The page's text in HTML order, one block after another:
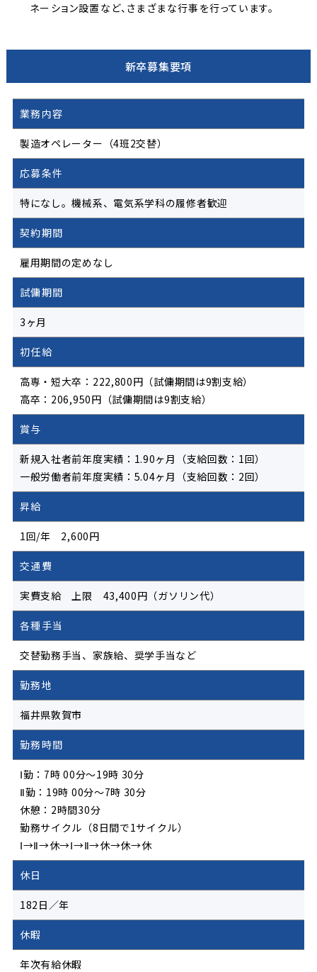
ネーション設置など、さまざまな行事を行っています。
新卒募集要項
業務内容
製造オペレーター（4班2交替）
応募条件
特になし。機械系、電気系学科の履修者歓迎
契約期間
雇用期間の定めなし
試傭期間
3ヶ月
初任給
高専・短大卒：222,800円（試傭期間は9割支給）
高卒：206,950円（試傭期間は9割支給）
賞与
新規入社者前年度実績：1.90ヶ月（支給回数：1回）
一般労働者前年度実績：5.04ヶ月（支給回数：2回）
昇給
1回/年 2,600円
交通費
実費支給 上限 43,400円（ガソリン代）
各種手当
交替勤務手当、家族給、奨学手当など
勤務地
福井県敦賀市
勤務時間
Ⅰ勤：7時 00分～19時 30分
Ⅱ勤：19時 00分～7時 30分
休憩：2時間30分
勤務サイクル（8日間で1サイクル）
Ⅰ→Ⅱ→休→Ⅰ→Ⅱ→休→休→休
休日
182日／年
休暇
年次有給休暇